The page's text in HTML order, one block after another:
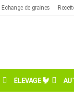
Echange de graines
ÉLEVAGE 🐓